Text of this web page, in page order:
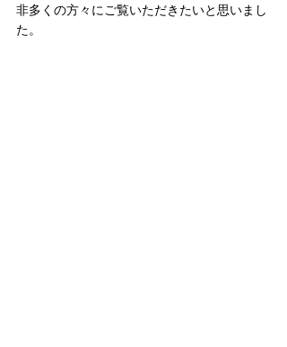
非多くの方々にご覧いただきたいと思いまし
た。